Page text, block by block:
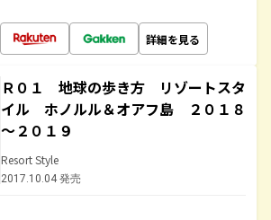
詳細を見る
Ｒ０１ 地球の歩き方 リゾートスタ
イル ホノルル＆オアフ島 ２０１８
～２０１９
Resort Style
2017.10.04 発売